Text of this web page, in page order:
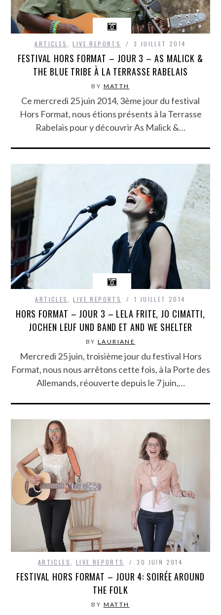
ARTICLES ,LIVE REPORTS 3 JUILLET 2014
FESTIVAL HORS FORMAT – JOUR 3 – AS MALICK &
THE BLUE TRIBE À LA TERRASSE RABELAIS
BY MATTH
Ce mercredi 25 juin 2014, 3ème jour du festival
Hors Format, nous étions présents à la Terrasse
Rabelais pour y découvrir As Malick &…
ARTICLES ,LIVE REPORTS 1 JUILLET 2014
HORS FORMAT – JOUR 3 – LELA FRITE, JO CIMATTI,
JOCHEN LEUF UND BAND ET AND WE SHELTER
BY LAURIANE
Mercredi 25 juin, troisième jour du festival Hors
Format, nous nous arrêtons cette fois, à la Porte des
Allemands, réouverte depuis le 7 juin,…
ARTICLES LIVE REPORTS 30 JUIN 2014
FESTIVAL HORS FORMAT – JOUR 4: SOIRÉE AROUND
THE FOLK
BY MATTH